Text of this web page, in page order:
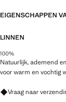
EIGENSCHAPPEN
LINNEN
100%
Natuurlijk, ademend
voor warm en vochtig
Vraag naar